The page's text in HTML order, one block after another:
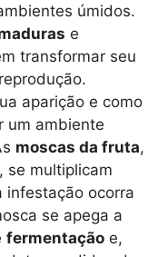
úmidos.
e
transformar seu
aparição e como
um ambiente
moscas da fruta,
se multiplicam
infestação ocorra
se apega a
fermentação e,